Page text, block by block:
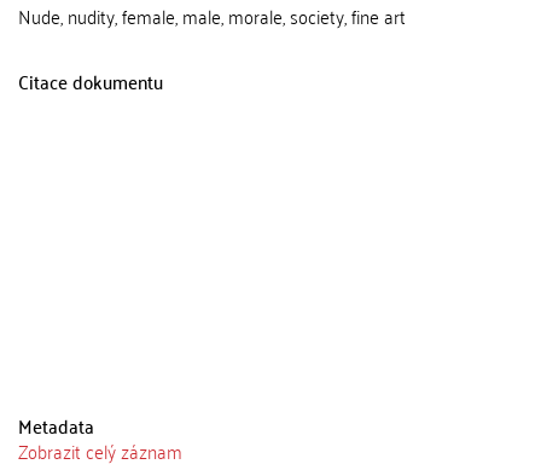
Nude, nudity, female, male, morale, society, fine art
Citace dokumentu
Metadata
Zobrazit celý záznam